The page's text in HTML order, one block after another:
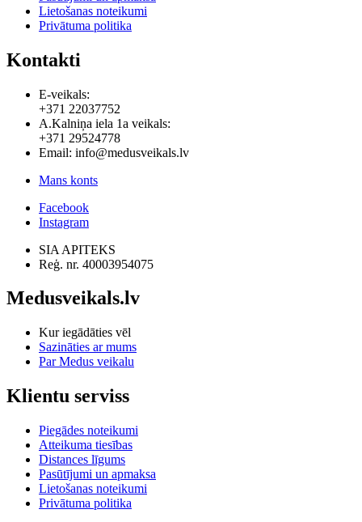
Lietošanas noteikumi
Privātuma politika
Kontakti
E-veikals:
+371 22037752
A.Kalniņa iela 1a veikals:
+371 29524778
Email: info@medusveikals.lv
Mans konts
Facebook
Instagram
SIA APITEKS
Reģ. nr. 40003954075
Medusveikals.lv
Kur iegādāties vēl
Sazināties ar mums
Par Medus veikalu
Klientu serviss
Piegādes noteikumi
Atteikuma tiesības
Distances līgums
Pasūtījumi un apmaksa
Lietošanas noteikumi
Privātuma politika